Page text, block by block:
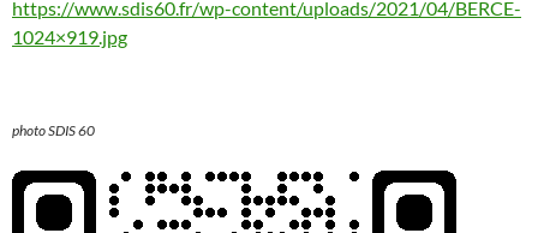
https://www.sdis60.fr/wp-content/uploads/2021/04/BERCE-
1024×919.jpg
photo SDIS 60